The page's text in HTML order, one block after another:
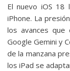
El nuevo iOS 18
iPhone. La
los avances que
Google Gemini y
de la manzana
los iPad se